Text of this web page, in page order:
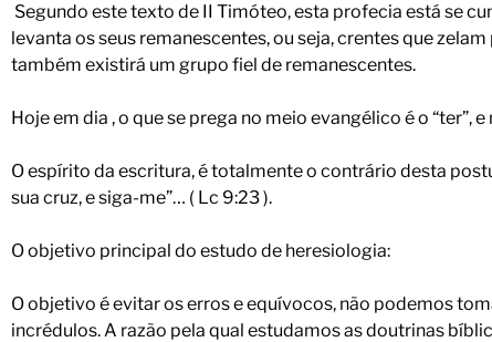
Segundo este texto de II Timóteo, esta profecia está se
levanta os seus remanescentes, ou seja, crentes que
também existirá um grupo fiel de remanescentes.
Hoje em dia , o que se prega no meio evangélico é o “ter”,
O espírito da escritura, é totalmente o contrário desta
sua cruz, e siga-me”… ( Lc 9:23 ).
O objetivo principal do estudo de heresiologia:
O objetivo é evitar os erros e equívocos, não podemos
incrédulos. A razão pela qual estudamos as doutrinas